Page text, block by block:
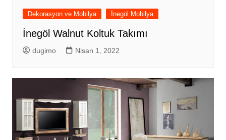
Dekorasyon ve Mobilya İnegöl Mobilya
İnegöl Walnut Koltuk Takımı
dugimo Nisan 1, 2022